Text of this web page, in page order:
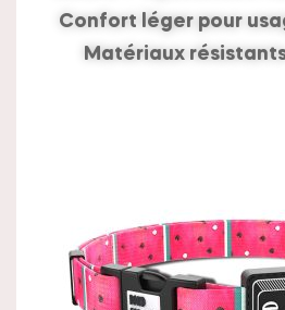
Confort léger pour
Matériaux